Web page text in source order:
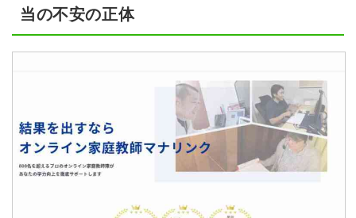
当の不安の正体